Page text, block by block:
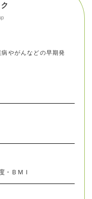
やがんなどの早期発
・ＢＭＩ